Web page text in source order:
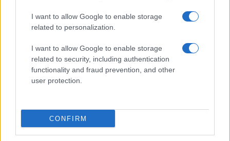
I want to allow Google to enable storage
related to personalization.
I want to allow Google to enable storage
related to security, including authentication
functionality and fraud prevention, and other
user protection.
CONFIRM
Dove si terrà Vogue World nel 2027: la scelta di San
Francisco